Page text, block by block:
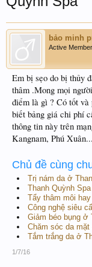
bảo minh
Active Member
Em bị sẹo do bị thủy
thâm .Mong mọi
điểm là gì ? Có tốt và
biết bảng giá chi phí
thông tin này trên
Kangnam, Phú
Chủ đề cùng
Trị nám da ở
Thanh Quỳnh
Tẩy thâm môi
Công nghệ siêu
Giảm béo bụng ở
Chăm sóc da
Tắm trắng da ở
1/7/16